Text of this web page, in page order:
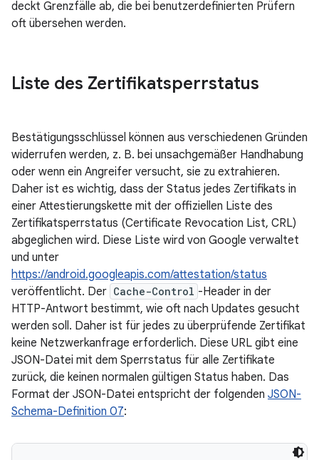
deckt Grenzfälle ab, die bei benutzerdefinierten Prüfern
oft übersehen werden.
Liste des Zertifikatsperrstatus
Bestätigungsschlüssel können aus verschiedenen Gründen
widerrufen werden, z. B. bei unsachgemäßer Handhabung
oder wenn ein Angreifer versucht, sie zu extrahieren.
Daher ist es wichtig, dass der Status jedes Zertifikats in
einer Attestierungskette mit der offiziellen Liste des
Zertifikatsperrstatus (Certificate Revocation List, CRL)
abgeglichen wird. Diese Liste wird von Google verwaltet
und unter
https://android.googleapis.com/attestation/status
veröffentlicht. Der Cache-Control -Header in der
HTTP-Antwort bestimmt, wie oft nach Updates gesucht
werden soll. Daher ist für jedes zu überprüfende Zertifikat
keine Netzwerkanfrage erforderlich. Diese URL gibt eine
JSON-Datei mit dem Sperrstatus für alle Zertifikate
zurück, die keinen normalen gültigen Status haben. Das
Format der JSON-Datei entspricht der folgenden JSON-
Schema-Definition 07: